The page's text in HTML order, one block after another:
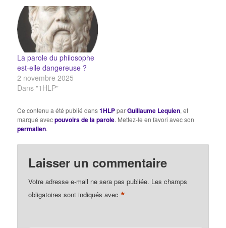
La parole du philosophe
est-elle dangereuse ?
2 novembre 2025
Dans "1HLP"
Ce contenu a été publié dans1HLPparGuillaume Lequien, et
marqué avecpouvoirs de la parole. Mettez-le en favori avec son
permalien.
Laisser un commentaire
Votre adresse e-mail ne sera pas publiée. Les champs
obligatoires sont indiqués avec*